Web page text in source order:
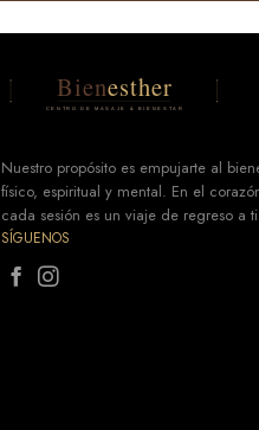
Nuestro propósito es empujarte al
físico, espiritual y mental. En el
cada sesión es un viaje de regreso a
SÍGUENOS